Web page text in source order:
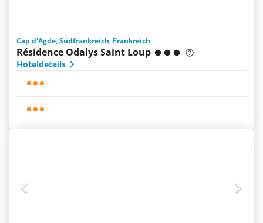
Cap d'Agde, Südfrankreich, Frankreich
Résidence Odalys Saint Loup
Hoteldetails